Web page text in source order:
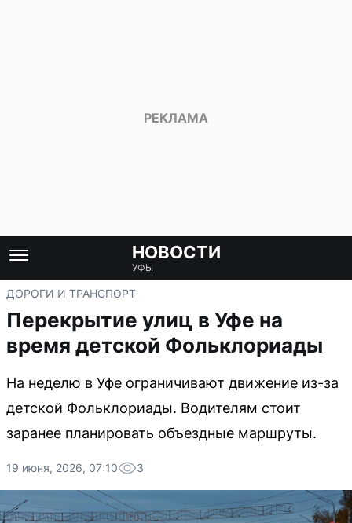
НОВОСТИ
УФЫ
ДОРОГИ И ТРАНСПОРТ
Перекрытие улиц в Уфе на
время детской Фольклориады
На неделю в Уфе ограничивают движение из-за
детской Фольклориады. Водителям стоит
заранее планировать объездные маршруты.
19 июня, 2026, 07:10 3